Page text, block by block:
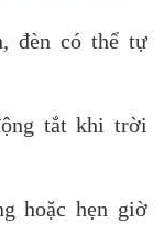
đèn có thể tự
tắt khi trời
hoặc hẹn giờ